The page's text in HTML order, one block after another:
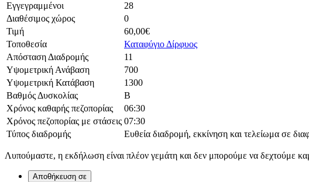
Εγγεγραμμένοι
28
Διαθέσιμος χώρος
0
Τιμή
60,00€
Τοποθεσία
Καταφύγιο Δίρφυος
Απόσταση Διαδρομής
11
Υψομετρική Ανάβαση
700
Υψομετρική Κατάβαση
1300
Βαθμός Δυσκολίας
Β
Χρόνος καθαρής πεζοπορίας
06:30
Χρόνος πεζοπορίας με στάσεις 07:30
Τύπος διαδρομής
Ευθεία διαδρομή, εκκίνηση και τελείωμα σε
Λυπούμαστε, η εκδήλωση είναι πλέον γεμάτη και δεν μπορούμε να δεχτούμε
Αποθήκευση σε